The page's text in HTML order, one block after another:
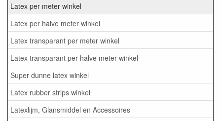
Latex per meter winkel
Latex per halve meter winkel
Latex transparant per meter winkel
Latex transparant per halve meter winkel
Super dunne latex winkel
Latex rubber strips winkel
Latexlijm, Glansmiddel en Accessoires